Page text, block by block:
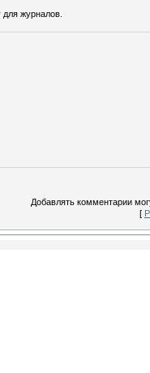
журналов.
Добавлять комментарии
[